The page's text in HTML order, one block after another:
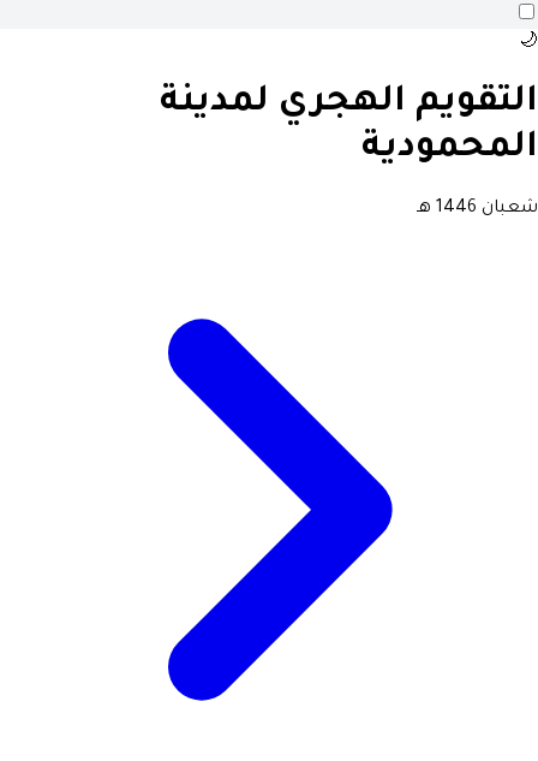
🌙
التقويم الهجري لمدينة
المحمودية
شعبان 1446 هـ